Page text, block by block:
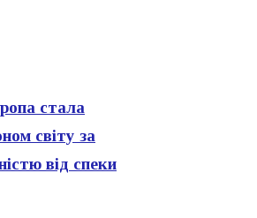
стала
світу за
від спеки